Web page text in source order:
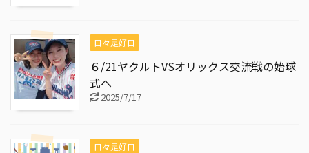
日々是好日
６/21ヤクルトVSオリックス交流戦の始球
式へ
2025/7/17
日々是好日